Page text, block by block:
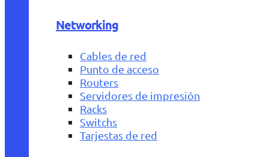
Networking
Cables de red
Punto de acceso
Routers
Servidores de impresión
Racks
Switchs
Tarjestas de red